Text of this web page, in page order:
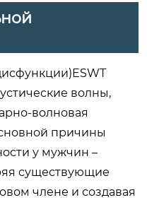
волны,
волновая
причины
у мужчин –
существующие
члене и создавая